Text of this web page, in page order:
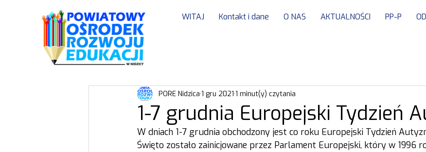
WITAJ Kontakt i dane O NAS AKTUALNOŚCI PP-P
1-7 grudnia Europejski Tydzień
PORE Nidzica 1 gru 2021 1 minut(y) czytania
W dniach 1-7 grudnia obchodzony jest co roku Europejski Tydzień
Święto zostało zainicjowane przez Parlament Europejski, który w 1996